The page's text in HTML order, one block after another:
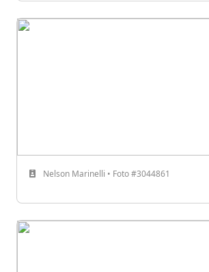
Nelson Marinelli • Foto #3044861